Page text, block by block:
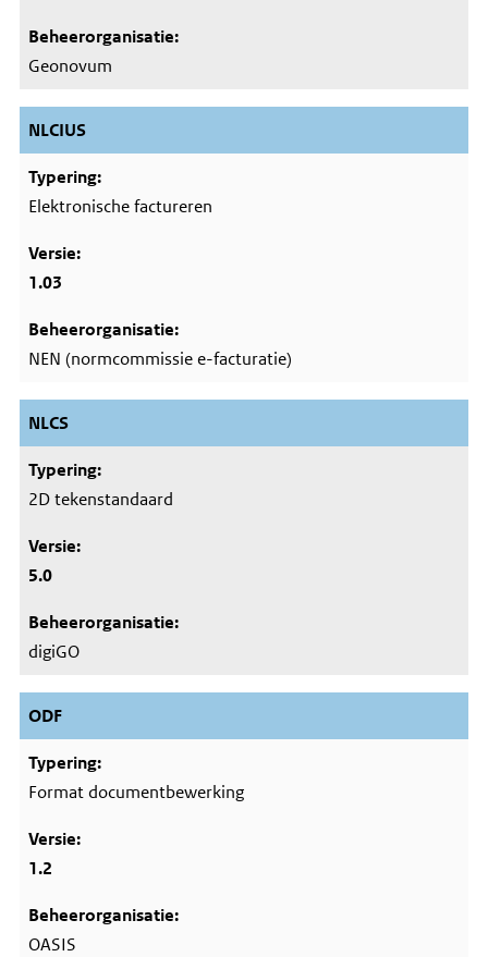
Geonovum
NLCIUS
Elektronische factureren
1.03
NEN (normcommissie e-facturatie)
NLCS
2D tekenstandaard
5.0
digiGO
ODF
Format documentbewerking
1.2
OASIS